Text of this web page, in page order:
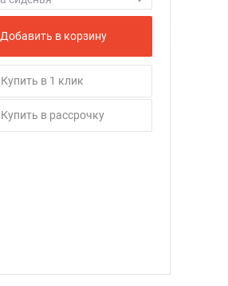
Добавить в корзину
Купить в 1 клик
Купить в рассрочку